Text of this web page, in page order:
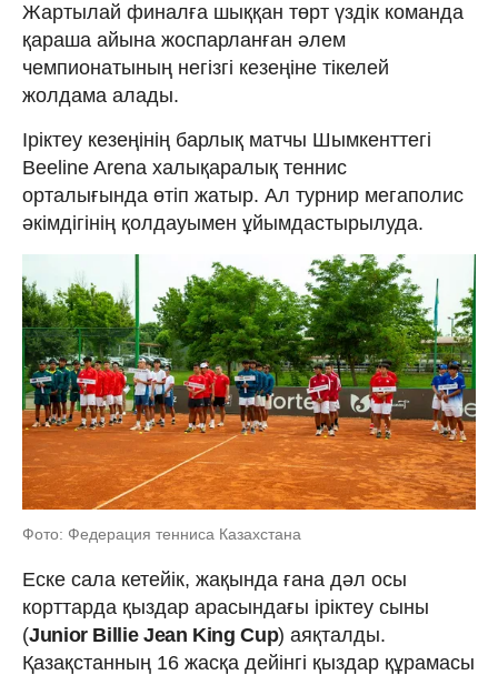
Жартылай финалға шыққан төрт үздік команда
қараша айына жоспарланған әлем
чемпионатының негізгі кезеңіне тікелей
жолдама алады.
Іріктеу кезеңінің барлық матчы Шымкенттегі
Beeline Arena халықаралық теннис
орталығында өтіп жатыр. Ал турнир мегаполис
әкімдігінің қолдауымен ұйымдастырылуда.
Фото: Федерация тенниса Казахстана
Еске сала кетейік, жақында ғана дәл осы
корттарда қыздар арасындағы іріктеу сыны
(Junior Billie Jean King Cup) аяқталды.
Қазақстанның 16 жасқа дейінгі қыздар құрамасы